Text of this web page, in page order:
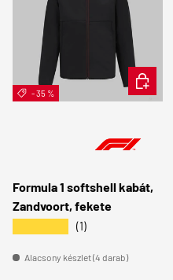
- 35 %
Formula 1 softshell kabát,
Zandvoort, fekete
(1)
Alacsony készlet (4 darab)
ÉRDEKEL